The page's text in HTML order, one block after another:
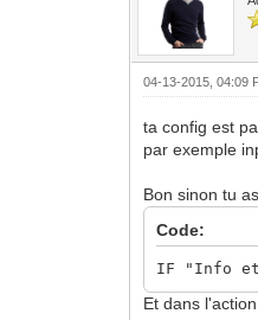
else
return
end
</
</
</
</
</
04-13-2015, 04:09
ta config est
par exemple
Bon sinon tu
Code:
IF "Info
Et dans